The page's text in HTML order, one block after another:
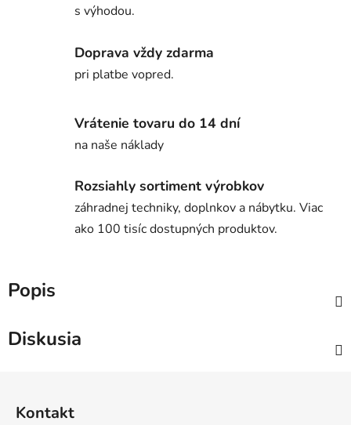
s výhodou.
Doprava vždy zdarma
pri platbe vopred.
Vrátenie tovaru do 14 dní
na naše náklady
Rozsiahly sortiment výrobkov
záhradnej techniky, doplnkov a nábytku. Viac
ako 100 tisíc dostupných produktov.
Popis
Diskusia
Kontakt